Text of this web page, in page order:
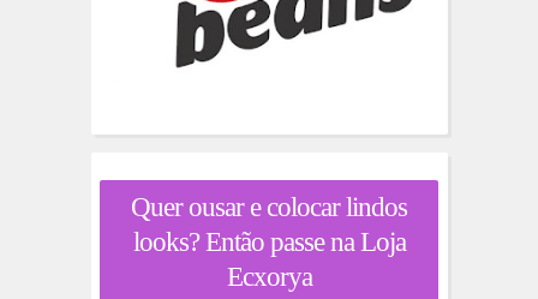
Quer ousar e colocar lindos
looks? Então passe na Loja
Ecxorya